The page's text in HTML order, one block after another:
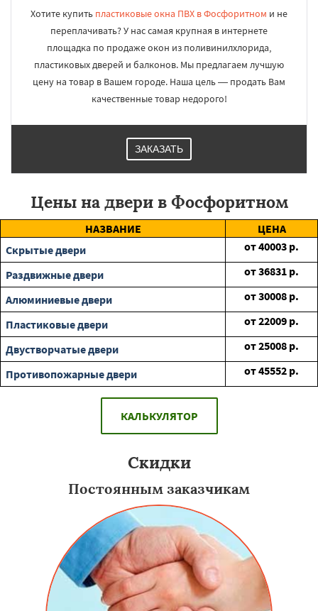
Хотите купить пластиковые окна ПВХ в Фосфоритном и не
переплачивать? У нас самая крупная в интернете
площадка по продаже окон из поливинилхлорида,
пластиковых дверей и балконов. Мы предлагаем лучшую
цену на товар в Вашем городе. Наша цель — продать Вам
качественные товар недорого!
ЗАКАЗАТЬ
Цены на двери в Фосфоритном
НАЗВАНИЕ
ЦЕНА
Скрытые двери
от40003 р.
Раздвижные двери
от36831 р.
Алюминиевые двери
от30008 р.
Пластиковые двери
от22009 р.
Двустворчатые двери
от25008 р.
Противопожарные двери
от45552 р.
КАЛЬКУЛЯТОР
Скидки
Постоянным заказчикам